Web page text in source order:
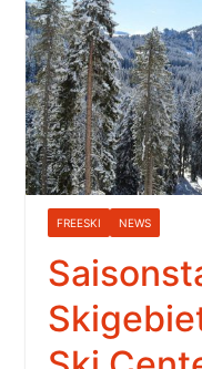
FREESKI NEWS